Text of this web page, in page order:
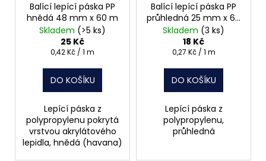
Balící lepící páska PP
hnědá 48 mm x 60 m
Skladem (>5 ks)
25 Kč
Měrná
0,42 Kč / 1 m
DO KOŠÍKU
Lepící páska z
polypropylenu pokrytá
vrstvou akrylátového
lepidla, hnědá (havana)
Balící lepící páska PP
průhledná 25 mm x 66
m
Skladem (3 ks)
18 Kč
Měrná
0,27 Kč / 1 m
DO KOŠÍKU
Lepící páska z
polypropylenu,
průhledná